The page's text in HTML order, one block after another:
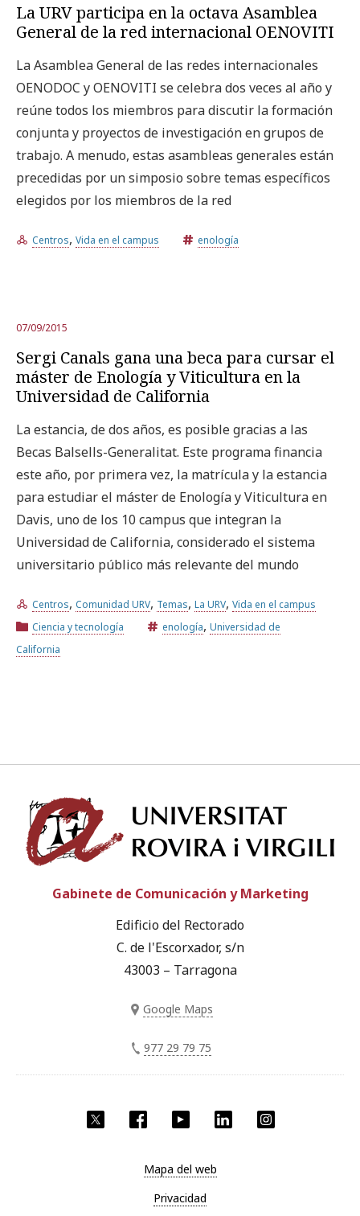
La URV participa en la octava Asamblea
General de la red internacional OENOVITI
La Asamblea General de las redes internacionales
OENODOC y OENOVITI se celebra dos veces al año y
reúne todos los miembros para discutir la formación
conjunta y proyectos de investigación en grupos de
trabajo. A menudo, estas asambleas generales están
precedidas por un simposio sobre temas específicos
elegidos por los miembros de la red
Centros, Vida en el campus enología
07/09/2015
Sergi Canals gana una beca para cursar el
máster de Enología y Viticultura en la
Universidad de California
La estancia, de dos años, es posible gracias a las
Becas Balsells-Generalitat. Este programa financia
este año, por primera vez, la matrícula y la estancia
para estudiar el máster de Enología y Viticultura en
Davis, uno de los 10 campus que integran la
Universidad de California, considerado el sistema
universitario público más relevante del mundo
Centros, Comunidad URV, Temas, La URV, Vida en el campus
Ciencia y tecnología
enología, Universidad de
California
Twitter Facebook YouTube LinkedIn
Gabinete de Comunicación y Marketing
Edificio del Rectorado
C. de l'Escorxador, s/n
43003 – Tarragona
Google Maps
977 29 79 75
Mapa del web
Privacidad